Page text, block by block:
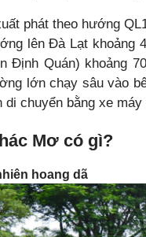
phát theo hướng
lên Đà Lạt khoảng
Định Quán) khoảng
lớn chạy sâu vào
di chuyển bằng xe
Mơ có gì?
hoang dã